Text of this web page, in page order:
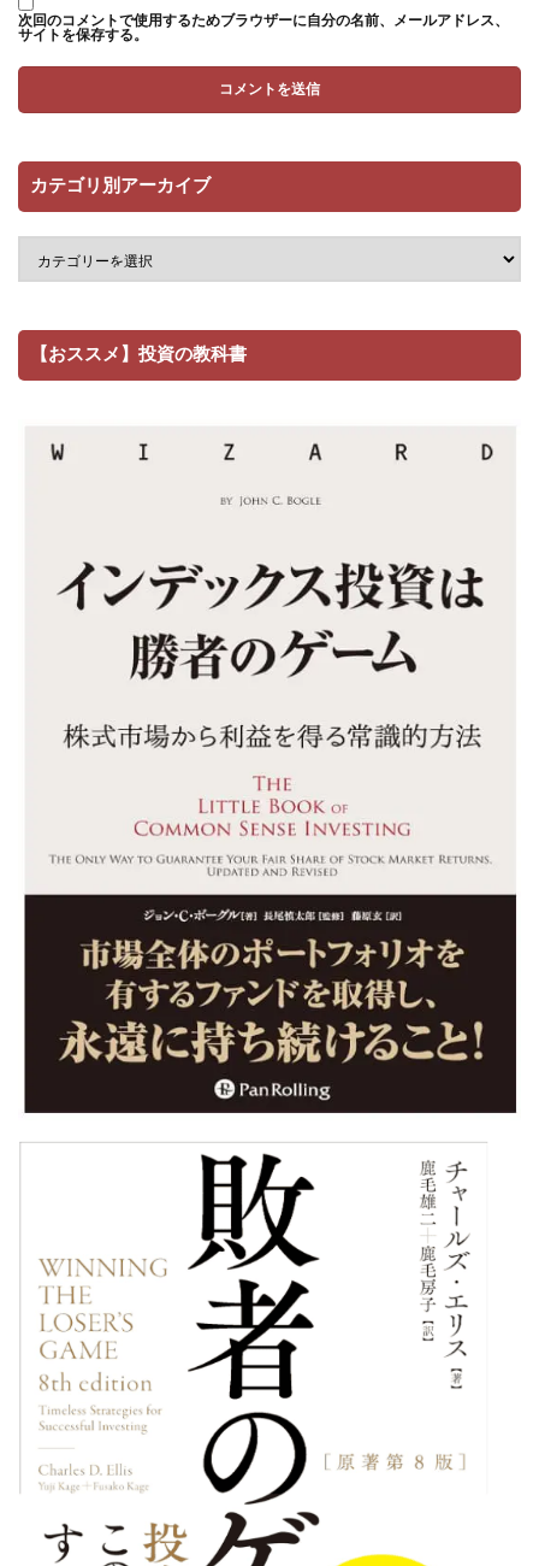
次回のコメントで使用するためブラウザーに自分の名前、メールアドレス、
サイトを保存する。
カテゴリ別アーカイブ
【おススメ】投資の教科書